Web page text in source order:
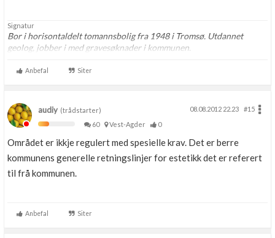
Signatur
Bor i horisontaldelt tomannsbolig fra 1948 i Tromsø. Utdannet
geolog, jobber i med gravesøknader i kommunen.
Anbefal Siter
audiy (trådstarter) 08.08.2012 22.23
#15
60
Vest-Agder 0
Området er ikkje regulert med spesielle krav. Det er berre
kommunens generelle retningslinjer for estetikk det er referert
til frå kommunen.
Anbefal Siter